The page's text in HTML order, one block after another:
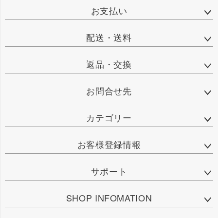
お支払い
配送・送料
返品・交換
お問合せ先
カテゴリー
お客様登録情報
サポート
SHOP INFOMATION